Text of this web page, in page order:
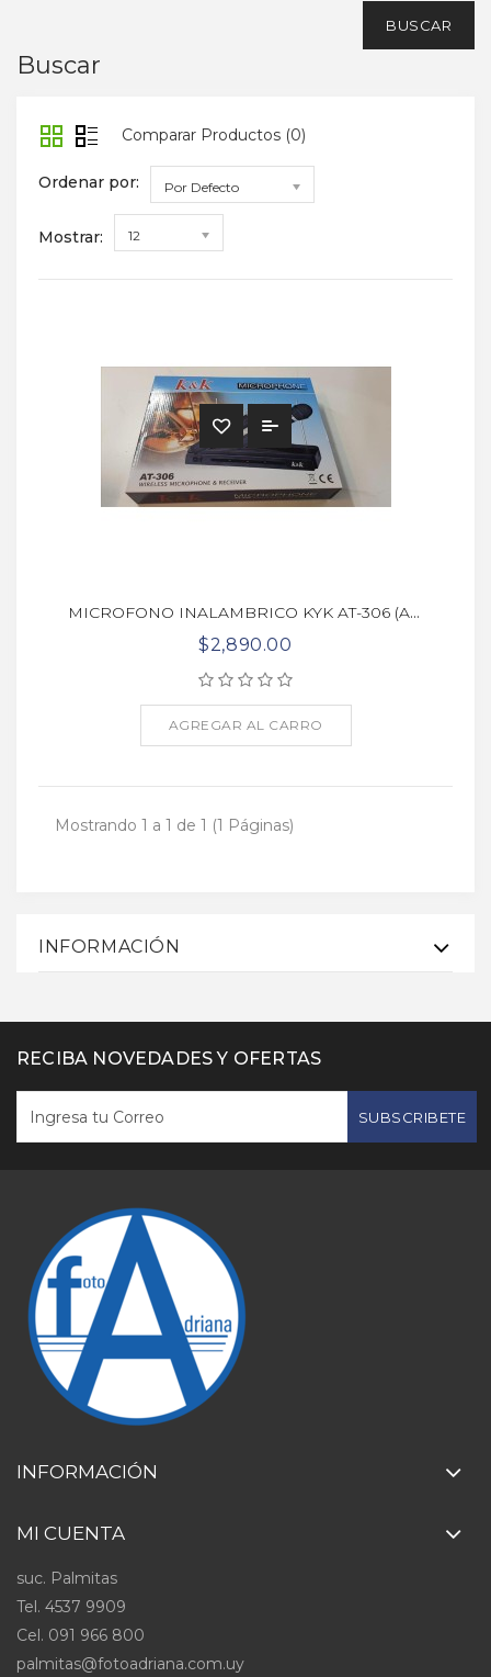
Buscar
Comparar Productos (0)
Ordenar por: Por Defecto
Mostrar: 12
MICROFONO INALAMBRICO KYK AT-306 (ARTV83)
$2,890.00
AGREGAR AL CARRO
Mostrando 1 a 1 de 1 (1 Páginas)
INFORMACIÓN
RECIBA NOVEDADES Y OFERTAS
SUBSCRIBETE
INFORMACIÓN
MI CUENTA
suc. Palmitas
Tel. 4537 9909
Cel . 091 966 800
palmitas@fotoadriana.com.uy